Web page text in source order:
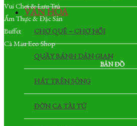
VĂN HÓA
CHỢ QUÊ – CHỢ NỔI
QUẦY BÁNH DÂN GIAN
HÁT TRÊN SÔNG
ĐỜN CA TÀI TỬ
Vui Chơi & Lưu Trú
Ẩm Thực & Đặc Sản
Buffet
Cà Mau Eco Shop
BẢN ĐỒ